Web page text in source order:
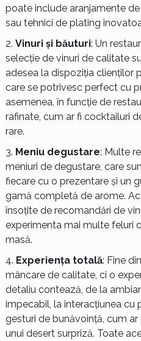
poate include aranjamente
sau tehnici de plating
Vinuri și băuturi: Un
selecție de vinuri de calitate
adesea la dispoziția clienților
care se potrivesc perfect cu
asemenea, în funcție de
rafinate, cum ar fi cocktailuri
rare.
Meniu degustare: Multe
meniuri de degustare, care
fiecare cu o prezentare și un
gamă completă de arome.
însoțite de recomandări de
experimenta mai multe feluri
masă.
Experiența totală: Fine
mâncare de calitate, ci o
detaliu contează, de la
impecabil, la interacțiunea cu
gesturi de bunăvoință, cum
unui desert surpriză. Toate